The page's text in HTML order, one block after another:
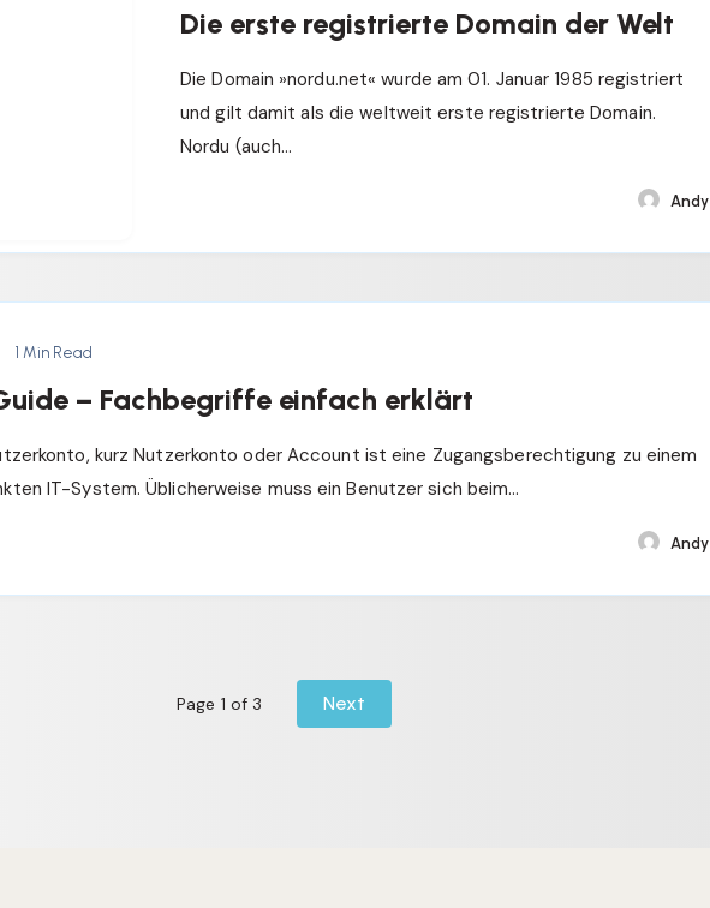
Die erste registrierte Domain der Welt
Die Domain »nordu.net« wurde am 01. Januar 1985 registriert
und gilt damit als die weltweit erste registrierte Domain.
Nordu (auch…
Andy
1 Min Read
– Fachbegriffe einfach erklärt
kurz Nutzerkonto oder Account ist eine Zugangsberechtigung zu einem
IT-System. Üblicherweise muss ein Benutzer sich beim…
Andy
Page 1 of 3 Next